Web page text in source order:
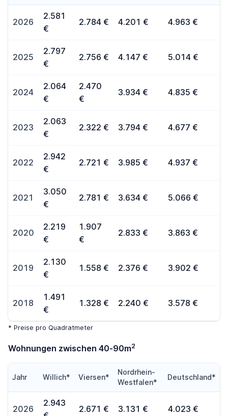
2026
2.581
€
2.784 € 4.201 € 4.963 €
2025
2.797
€
2.756 € 4.147 € 5.014 €
2024
2.064
€
2.470
€
3.934 € 4.835 €
2023
2.063
€
2.322 € 3.794 € 4.677 €
2022
2.942
€
2.721 € 3.985 € 4.937 €
2021
3.050
€
2.781 € 3.634 € 5.066 €
2020
2.219
€
1.907
€
2.833 € 3.863 €
2019
2.130
€
1.558 € 2.376 € 3.902 €
2018
1.491
€
1.328 € 2.240 € 3.578 €
* Preise pro Quadratmeter
Wohnungen zwischen 40-90m2
Jahr Willich* Viersen*
Nordrhein-
Westfalen*
Deutschland*
2026
2.943
2.671 € 3.131 € 4.023 €